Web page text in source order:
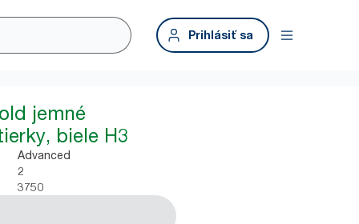
Prihlásiť sa
jemné
biele H3
Advanced
2
3750